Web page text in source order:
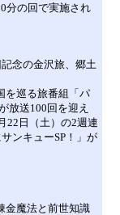
分の回で実施され
念の金沢旅、郷土
を巡る旅番組「パ
放送100回を迎え
22日（土）の2週連
ンキューSP！」が
金魔法と前世知識